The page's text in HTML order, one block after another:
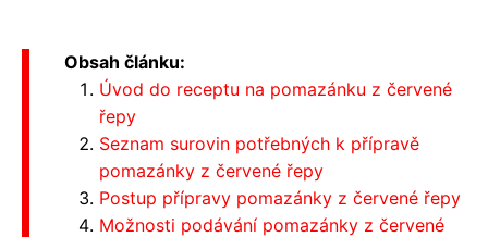
Obsah článku:
Úvod do receptu na pomazánku z červené
řepy
Seznam surovin potřebných k přípravě
pomazánky z červené řepy
Postup přípravy pomazánky z červené řepy
Možnosti podávání pomazánky z červené